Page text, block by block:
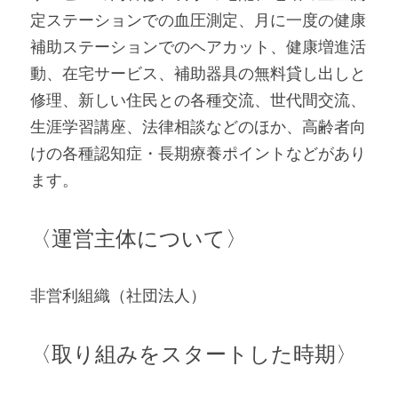
定ステーションでの血圧測定、月に一度の健康
補助ステーションでのヘアカット、健康増進活
動、在宅サービス、補助器具の無料貸し出しと
修理、新しい住民との各種交流、世代間交流、
生涯学習講座、法律相談などのほか、高齢者向
けの各種認知症・長期療養ポイントなどがあり
ます。
〈運営主体について〉
非営利組織（社団法人）
〈取り組みをスタートした時期〉